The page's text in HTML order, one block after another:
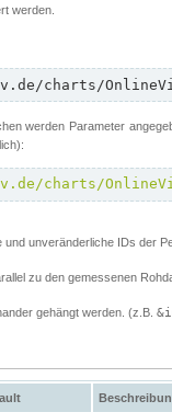
werden.
charts/
werden Parameter
charts/
unveränderliche IDs der
zu den gemessenen
gehängt werden. (z.B.